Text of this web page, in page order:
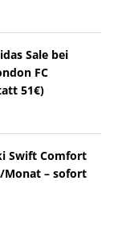
Sale bei
FC
51€)
Swift Comfort
Monat – sofort